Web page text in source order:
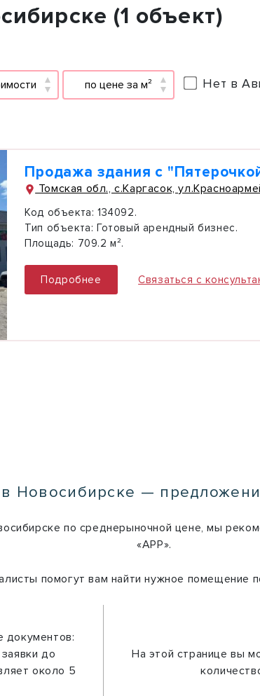
(1 объект)
по цене за м² Нет в
Продажа здания с
Томская обл., с.Каргасок,
Код объекта: 134092.
Тип объекта: Готовый арендный бизнес.
Площадь: 709.2 м².
Подробнее Связаться с
Новосибирске —
по среднерыночной цене, мы
«АРР».
помогут вам найти нужное помещение
до
около 5
На этой странице вы